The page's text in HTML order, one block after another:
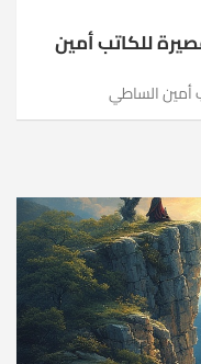
للكاتب أمين
أمين الساطي